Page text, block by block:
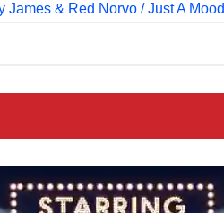
James & Red Norvo / Just A Mood